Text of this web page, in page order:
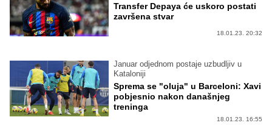
Transfer Depaya će uskoro postati
završena stvar
18.01.23. 20:32
Januar odjednom postaje uzbudljiv u
Kataloniji
Sprema se "oluja" u Barceloni: Xavi
pobjesnio nakon današnjeg
treninga
18.01.23. 16:55